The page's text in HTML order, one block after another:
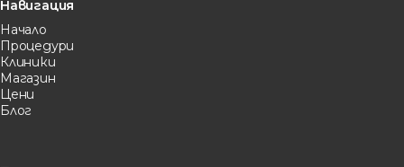
Навигация
Начало
Процедури
Клиники
Магазин
Цени
Блог